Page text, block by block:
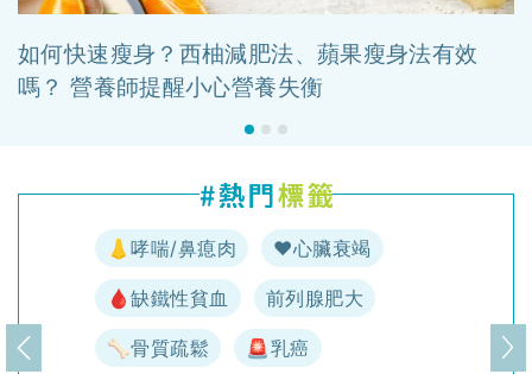
如何快速瘦身？西柚減肥法、蘋果瘦身法有效
嗎？ 營養師提醒小心營養失衡
👃哮喘/鼻瘜肉 ♥️心臟衰竭
🩸缺鐵性貧血 前列腺肥大
🦴骨質疏鬆 🚨乳癌
上一頁 下